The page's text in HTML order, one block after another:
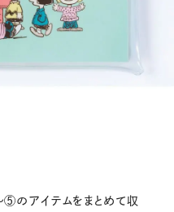
のアイテムをまとめて収